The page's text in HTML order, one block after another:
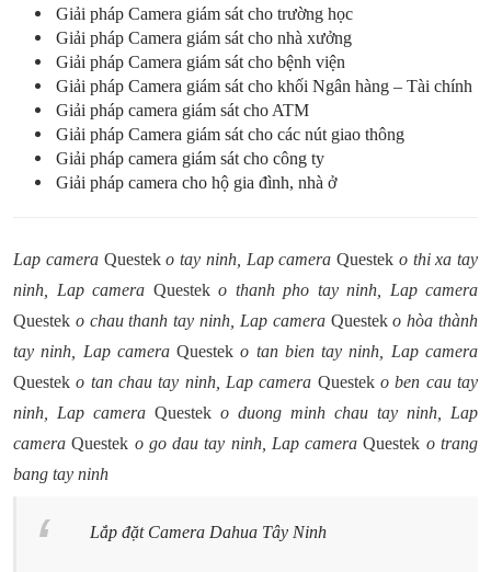
Giải pháp Camera giám sát cho trường học
Giải pháp Camera giám sát cho nhà xưởng
Giải pháp Camera giám sát cho bệnh viện
Giải pháp Camera giám sát cho khối Ngân hàng – Tài chính
Giải pháp camera giám sát cho ATM
Giải pháp Camera giám sát cho các nút giao thông
Giải pháp camera giám sát cho công ty
Giải pháp camera cho hộ gia đình, nhà ở
Lap camera Questeko tay ninh, Lap camera Questek o thi xa tay
ninh, Lap camera Questeko thanh pho tay ninh, Lap camera
Questek o chau thanh tay ninh, Lap camera Questeko hòa thành
tay ninh, Lap cameraQuestek o tan bien tay ninh, Lap camera
Questek o tan chau tay ninh, Lap camera Questeko ben cau tay
ninh, Lap camera Questek o duong minh chau tay ninh, Lap
cameraQuestek o go dau tay ninh, Lap cameraQuestek o trang
bang tay ninh
Lắp đặt Camera Dahua Tây Ninh